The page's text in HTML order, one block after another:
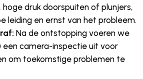
hoge druk doorspuiten of plunjers,
leiding en ernst van het probleem.
Na de ontstopping voeren we
een camera-inspectie uit voor
om toekomstige problemen te